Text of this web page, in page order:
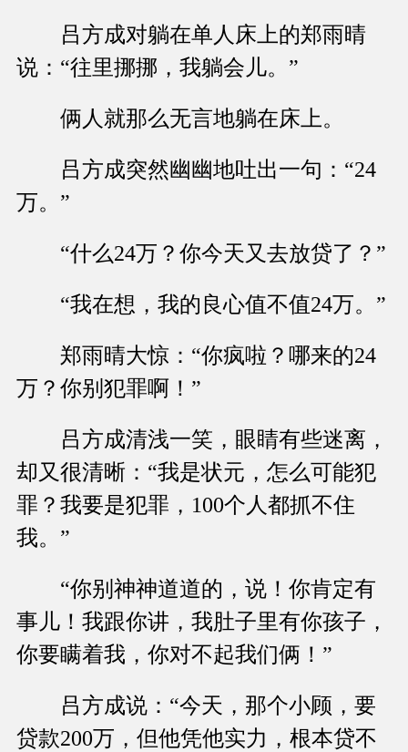
吕方成对躺在单人床上的郑雨晴
说：“往里挪挪，我躺会儿。”
俩人就那么无言地躺在床上。
吕方成突然幽幽地吐出一句：“24
万。”
“什么24万？你今天又去放贷了？”
“我在想，我的良心值不值24万。”
郑雨晴大惊：“你疯啦？哪来的24
万？你别犯罪啊！”
吕方成清浅一笑，眼睛有些迷离，
却又很清晰：“我是状元，怎么可能犯
罪？我要是犯罪，100个人都抓不住
我。”
“你别神神道道的，说！你肯定有
事儿！我跟你讲，我肚子里有你孩子，
你要瞒着我，你对不起我们俩！”
吕方成说：“今天，那个小顾，要
贷款200万，但他凭他实力，根本贷不